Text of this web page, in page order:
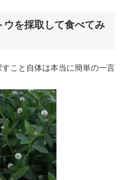
ウを採取して食べてみ
こと自体は本当に簡単の一言